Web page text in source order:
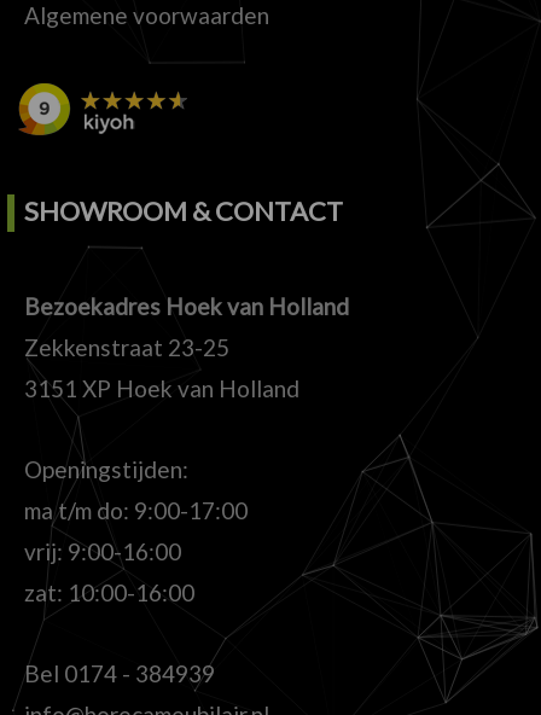
Algemene voorwaarden
SHOWROOM & CONTACT
Bezoekadres Hoek van Holland
Zekkenstraat 23-25
3151 XP Hoek van Holland
Openingstijden:
ma t/m do: 9:00-17:00
vrij: 9:00-16:00
zat: 10:00-16:00
Bel 0174 - 384939